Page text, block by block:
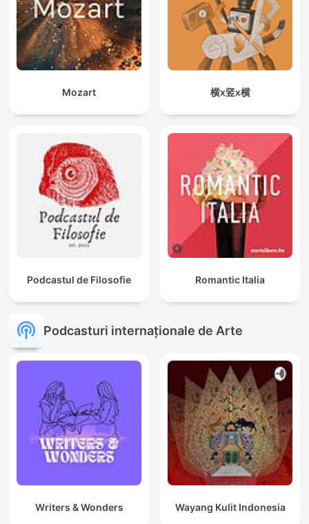
Mozart 横x竖x横
Podcastul de Filosofie Romantic Italia
Podcasturi internaționale de Arte
Writers & Wonders Wayang Kulit Indonesia